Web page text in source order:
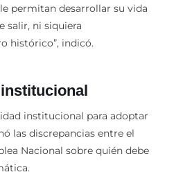
permitan desarrollar su vida
salir, ni siquiera
histórico”, indicó.
institucional para adoptar
las discrepancias entre el
Nacional sobre quién debe